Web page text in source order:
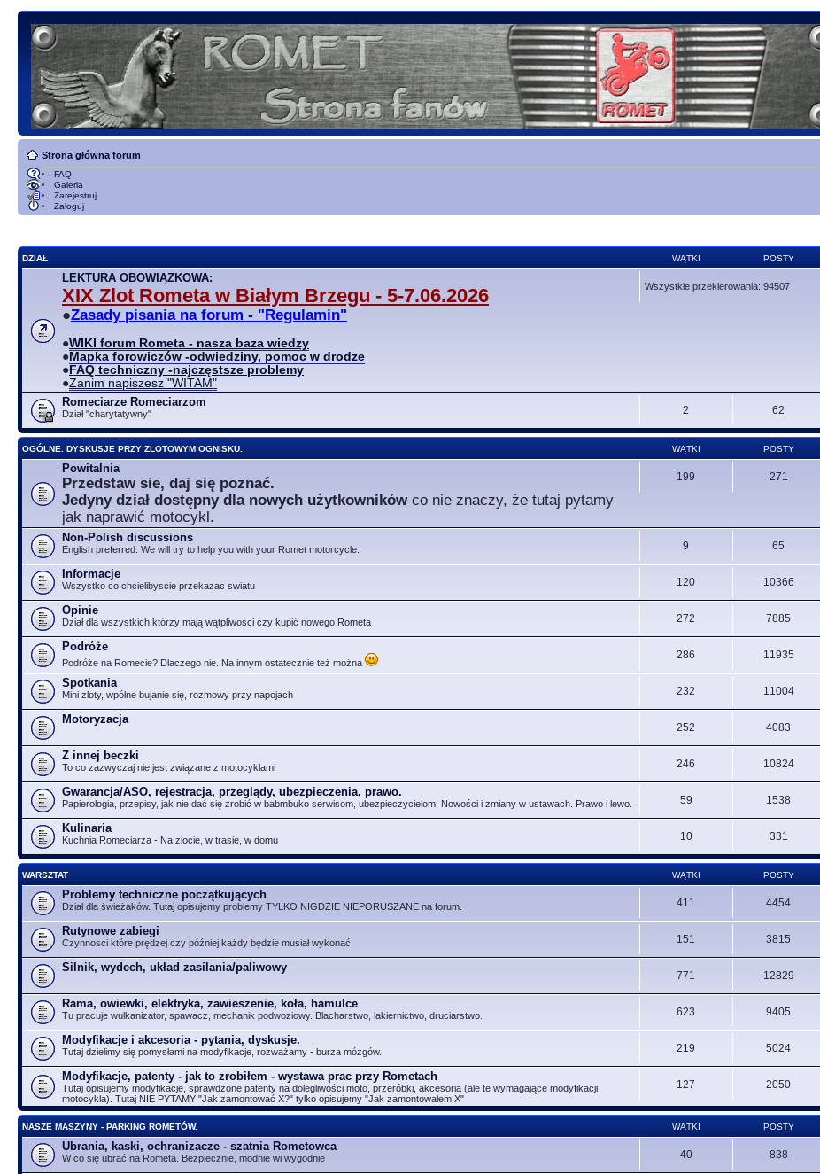
Strona główna forum
FAQ
Galeria
Zarejestruj
Zaloguj
DZIAŁ WĄTKI POSTY
LEKTURA OBOWIĄZKOWA:
XIX Zlot Rometa w Białym Brzegu - 5-7.06.2026
●Zasady pisania na forum - "Regulamin"
●WIKI forum Rometa - nasza baza wiedzy
●Mapka forowiczów -odwiedziny, pomoc w drodze
●FAQ techniczny -najczęstsze problemy
●Zanim napiszesz "WITAM"
Wszystkie przekierowania: 94507
Romeciarze Romeciarzom
Dział "charytatywny" 2 62
OGÓLNE. DYSKUSJE PRZY ZLOTOWYM OGNISKU. WĄTKI POSTY
Powitalnia
Przedstaw sie, daj się poznać.
Jedyny dział dostępny dla nowych użytkowników co nie znaczy, że tutaj pytamy
jak naprawić motocykl.
199 271
Non-Polish discussions
English preferred. We will try to help you with your Romet motorcycle. 9 65
Informacje
Wszystko co chcielibyscie przekazac swiatu 120 10366
Opinie
Dział dla wszystkich którzy mają wątpliwości czy kupić nowego Rometa 272 7885
Podróże
Podróże na Romecie? Dlaczego nie. Na innym ostatecznie też można
286 11935
Spotkania
Mini zloty, wpólne bujanie się, rozmowy przy napojach 232 11004
Motoryzacja
252 4083
Z innej beczki
To co zazwyczaj nie jest związane z motocyklami 246 10824
Gwarancja/ASO, rejestracja, przeglądy, ubezpieczenia, prawo.
Papierologia, przepisy, jak nie dać się zrobić w babmbuko serwisom, ubezpieczycielom. Nowości i zmiany w ustawach. Prawo i lewo. 59 1538
Kulinaria
Kuchnia Romeciarza - Na zlocie, w trasie, w domu 10 331
WARSZTAT WĄTKI POSTY
Problemy techniczne początkujących
Dział dla świeżaków. Tutaj opisujemy problemy TYLKO NIGDZIE NIEPORUSZANE na forum. 411 4454
Rutynowe zabiegi
Czynnosci które prędzej czy później każdy będzie musiał wykonać 151 3815
Silnik, wydech, układ zasilania/paliwowy
771 12829
Rama, owiewki, elektryka, zawieszenie, koła, hamulce
Tu pracuje wulkanizator, spawacz, mechanik podwoziowy. Blacharstwo, lakiernictwo, druciarstwo. 623 9405
Modyfikacje i akcesoria - pytania, dyskusje.
Tutaj dzielimy się pomysłami na modyfikacje, rozważamy - burza mózgów. 219 5024
Modyfikacje, patenty - jak to zrobiłem - wystawa prac przy Rometach
Tutaj opisujemy modyfikacje, sprawdzone patenty na dolegliwości moto, przeróbki, akcesoria (ale te wymagające modyfikacji
motocykla). Tutaj NIE PYTAMY "Jak zamontować X?" tylko opisujemy "Jak zamontowałem X"
127 2050
NASZE MASZYNY - PARKING ROMETÓW. WĄTKI POSTY
Ubrania, kaski, ochranizacze - szatnia Rometowca
W co się ubrać na Rometa. Bezpiecznie, modnie wi wygodnie 40 838